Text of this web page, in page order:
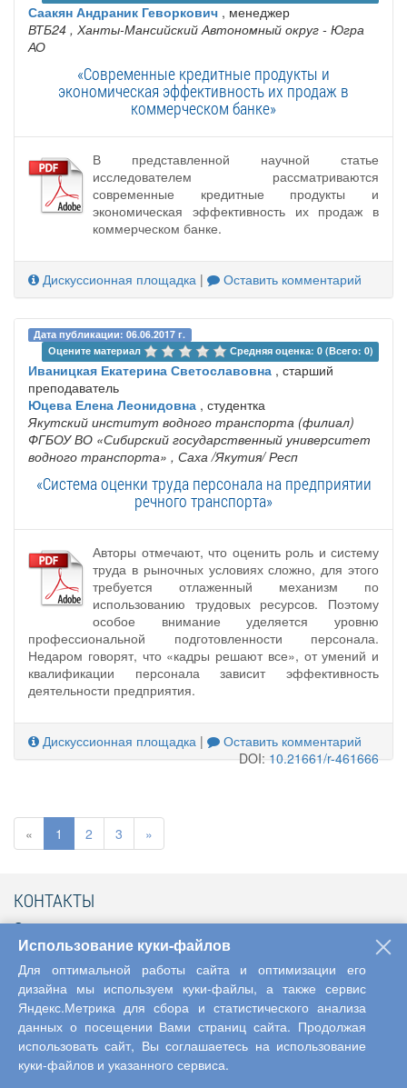
Саакян Андраник Геворкович , менеджер
ВТБ24 , Ханты-Мансийский Автономный округ - Югра
АО
«Современные кредитные продукты и
экономическая эффективность их продаж в
коммерческом банке»
В представленной научной статье
исследователем рассматриваются
современные кредитные продукты и
экономическая эффективность их продаж в
коммерческом банке.
Дискуссионная площадка | Оставить комментарий
Дата публикации: 06.06.2017 г.
Оцените материал
Средняя оценка: 0 (Всего: 0)
Иваницкая Екатерина Светославовна , старший
преподаватель
Юцева Елена Леонидовна , студентка
Якутский институт водного транспорта (филиал)
ФГБОУ ВО «Сибирский государственный университет
водного транспорта» , Саха /Якутия/ Респ
«Система оценки труда персонала на предприятии
речного транспорта»
Авторы отмечают, что оценить роль и систему
труда в рыночных условиях сложно, для этого
требуется отлаженный механизм по
использованию трудовых ресурсов. Поэтому
особое внимание уделяется уровню
профессиональной подготовленности персонала.
Недаром говорят, что «кадры решают все», от умений и
квалификации персонала зависит эффективность
деятельности предприятия.
Дискуссионная площадка |
Оставить комментарий
DOI:10.21661/r-461666
« 1 2 3 »
КОНТАКТЫ
Телефон: +7 (8352) 222-490
info@interactive-plus.ru
Содержимое данной страницы доступно по лицензии
Creative Commons «Attribution» 4.0 International
Использование куки-файлов
Для оптимальной работы сайта и оптимизации его
дизайна мы используем куки-файлы, а также сервис
Яндекс.Метрика для сбора и статистического анализа
данных о посещении Вами страниц сайта. Продолжая
использовать сайт, Вы соглашаетесь на использование
куки-файлов и указанного сервиса.